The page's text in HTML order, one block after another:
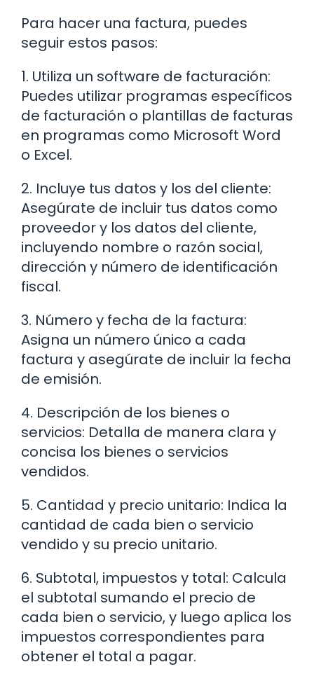
Para hacer una factura, puedes
seguir estos pasos:
1. Utiliza un software de facturación:
Puedes utilizar programas específicos
de facturación o plantillas de facturas
en programas como Microsoft Word
o Excel.
2. Incluye tus datos y los del cliente:
Asegúrate de incluir tus datos como
proveedor y los datos del cliente,
incluyendo nombre o razón social,
dirección y número de identificación
fiscal.
3. Número y fecha de la factura:
Asigna un número único a cada
factura y asegúrate de incluir la fecha
de emisión.
4. Descripción de los bienes o
servicios: Detalla de manera clara y
concisa los bienes o servicios
vendidos.
5. Cantidad y precio unitario: Indica la
cantidad de cada bien o servicio
vendido y su precio unitario.
6. Subtotal, impuestos y total: Calcula
el subtotal sumando el precio de
cada bien o servicio, y luego aplica los
impuestos correspondientes para
obtener el total a pagar.